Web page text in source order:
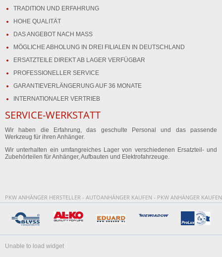
TRADITION UND ERFAHRUNG
HOHE QUALITÄT
DAS ANGEBOT NACH MASS
MÖGLICHE ABHOLUNG IN DREI FILIALEN IN DEUTSCHLAND
ERSATZTEILE DIREKT AB LAGER VERFÜGBAR
PROFESSIONELLER SERVICE
GARANTIEVERLÄNGERUNG AUF 36 MONATE
INTERNATIONALER VERTRIEB
SERVICE-WERKSTATT
Wir haben die Erfahrung, das geschulte Personal und das passende
Werkzeug für ihren Anhänger.
Wir unterhalten ein umfangreiches Lager von verschiedenen Ersatzteil- und
Zubehörteilen für Anhänger, Aufbauten und Elektrofahrzeuge.
PKW ANHÄNGER HERSTELLER - AUTOANHÄNGER KAUFEN - PKW ANHÄNGER KAUFEN
Unable to load widget